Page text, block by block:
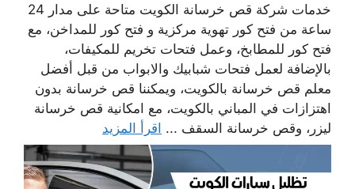
خدمات شركة قص خرسانة الكويت متاحة على مدار 24
ساعة من فتح كور تهوية مركزية و فتح كور للمداخن، مع
فتح كور للمطابخ، وعمل فتحات تخريم للمكيفات،
بالإضافة لعمل فتحات شبابيك والابواب من قبل أفضل
معلم قص خرسانة بالكويت، ويمكننا قص خرسانة بدون
اهتزازات في المباني بالكويت، مع امكانية قص خرسانة
ليزر، وقص خرسانة السقف ... اقرأ المزيد